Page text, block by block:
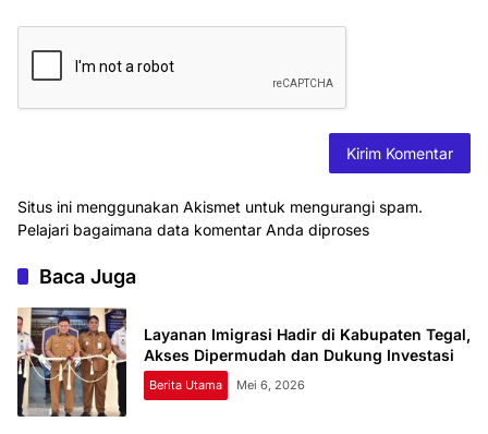
Situs ini menggunakan Akismet untuk mengurangi spam.
Pelajari bagaimana data komentar Anda diproses
Baca Juga
Layanan Imigrasi Hadir di Kabupaten Tegal,
Akses Dipermudah dan Dukung Investasi
Berita Utama Mei 6, 2026